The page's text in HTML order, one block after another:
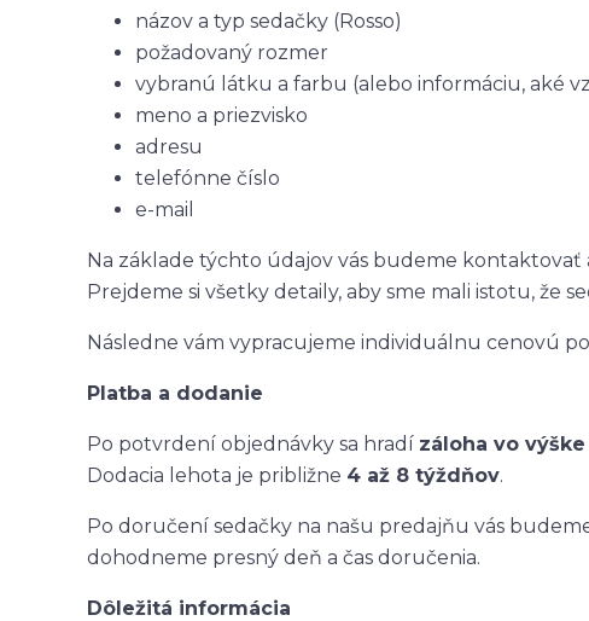
názov a typ sedačky (Rosso)
požadovaný rozmer
vybranú látku a farbu (alebo informáciu, aké
meno a priezvisko
adresu
telefónne číslo
e-mail
Na základe týchto údajov vás budeme
Prejdeme si všetky detaily, aby sme mali istotu, že
Následne vám vypracujeme individuálnu cenovú
Platba a dodanie
Po potvrdení objednávky sa hradí záloha vo výške
Dodacia lehota je približne 4 až 8 týždňov.
Po doručení sedačky na našu predajňu vás
dohodneme presný deň a čas doručenia.
Dôležitá informácia